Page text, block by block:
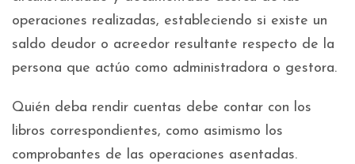
operaciones realizadas, estableciendo si existe un
saldo deudor o acreedor resultante respecto de la
persona que actúo como administradora o gestora.
Quién deba rendir cuentas debe contar con los
libros correspondientes, como asimismo los
comprobantes de las operaciones asentadas.